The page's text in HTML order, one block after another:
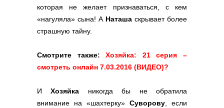
которая не желает признаваться, с кем
«нагуляла» сына! А Наташа скрывает более
страшную тайну.
Смотрите также:Хозяйка: 21 серия –
смотреть онлайн 7.03.2016 (ВИДЕО)?
ИХозяйка никогда бы не обратила
внимание на «шахтерку» Суворову , если